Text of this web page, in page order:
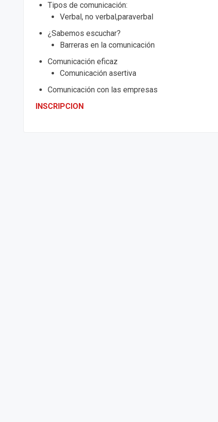
Tipos de comunicación:
Verbal, no verbal,paraverbal
¿Sabemos escuchar?
Barreras en la comunicación
Comunicación eficaz
Comunicación asertiva
Comunicación con las empresas
INSCRIPCION